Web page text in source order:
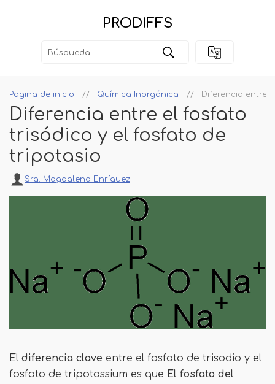
PRODIFFS
Pagina de inicio Química Inorgánica Diferencia entre
Diferencia entre el fosfato
trisódico y el fosfato de
tripotasio
Sra. Magdalena Enríquez
El diferencia clave entre el fosfato de trisodio y el
fosfato de tripotassium es que El fosfato del